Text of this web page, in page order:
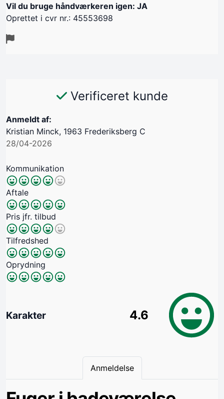
Vil du bruge håndværkeren igen: JA
Oprettet i cvr nr.: 45553698
Verificeret kunde
Anmeldt af:
Kristian Minck, 1963 Frederiksberg C
28/04-2026
Kommunikation
Aftale
Pris jfr. tilbud
Tilfredshed
Oprydning
Karakter 4.6
Anmeldelse